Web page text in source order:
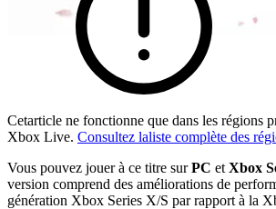
Cetarticle ne fonctionne que dans les régions
Xbox Live. Consultez laliste complète des
Vous pouvez jouer à ce titre surPC et Xbox
version comprend des améliorations de
génération Xbox Series X/S par rapport à la